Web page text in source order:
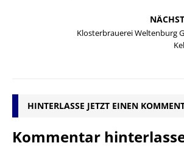
Klosterbrauerei Weltenburg
HINTERLASSE JETZT EINEN
Kommentar